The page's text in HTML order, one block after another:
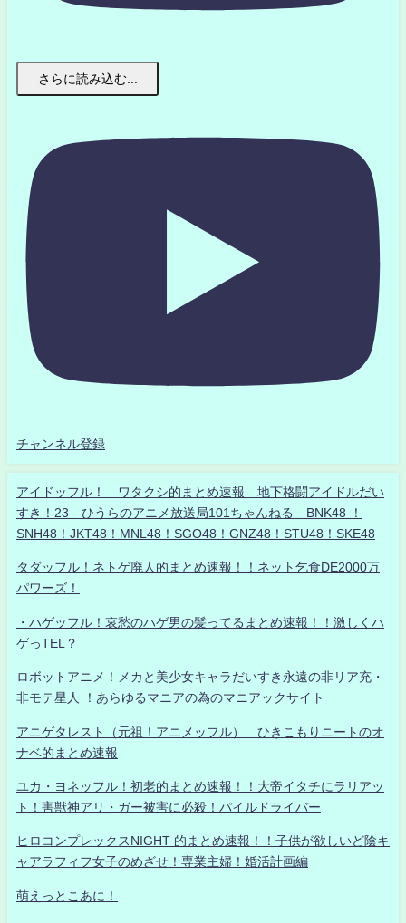
さらに読み込む...
チャンネル登録
アイドッフル！ ワタクシ的まとめ速報 地下格闘アイドルだい
すき！23 ひうらのアニメ放送局101ちゃんねる BNK48 ！
SNH48！JKT48！MNL48！SGO48！GNZ48！STU48！SKE48
タダッフル！ネトゲ廃人的まとめ速報！！ネット乞食DE2000万
パワーズ！
・ハゲッフル！哀愁のハゲ男の髪ってるまとめ速報！！激しくハ
ゲっTEL？
ロボットアニメ！メカと美少女キャラだいすき永遠の非リア充・
非モテ星人 ！あらゆるマニアの為のマニアックサイト
アニゲタレスト（元祖！アニメッフル） ひきこもりニートのオ
ナベ的まとめ速報
ユカ・ヨネッフル！初老的まとめ速報！！大帝イタチにラリアッ
ト！害獣神アリ・ガー被害に必殺！パイルドライバー
ヒロコンプレックスNIGHT 的まとめ速報！！子供が欲しいど陰キ
ャアラフィフ女子のめざせ！専業主婦！婚活計画編
萌えっとこあに！